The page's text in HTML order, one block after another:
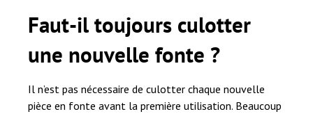
Faut-il toujours culotter
une nouvelle fonte ?
Il n’est pas nécessaire de culotter chaque nouvelle
pièce en fonte avant la première utilisation. Beaucoup